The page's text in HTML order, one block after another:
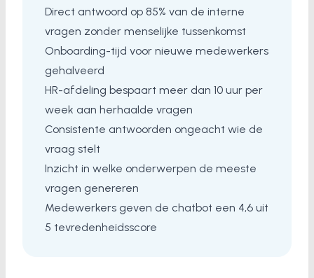
Direct antwoord op 85% van de interne
vragen zonder menselijke tussenkomst
Onboarding-tijd voor nieuwe medewerkers
gehalveerd
HR-afdeling bespaart meer dan 10 uur per
week aan herhaalde vragen
Consistente antwoorden ongeacht wie de
vraag stelt
Inzicht in welke onderwerpen de meeste
vragen genereren
Medewerkers geven de chatbot een 4,6 uit
5 tevredenheidsscore